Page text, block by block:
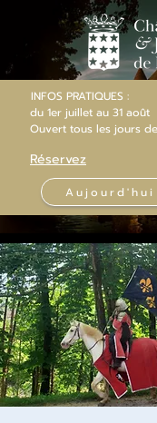
INFOS PRATIQUES :
du 1er juillet au 31 août
Ouvert tous les jours
Réservez
Aujourd'hui